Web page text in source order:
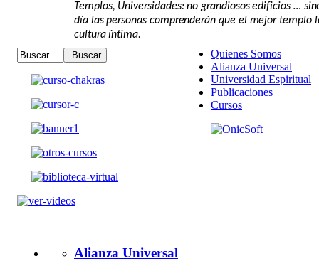
Templos, Universidades: no grandiosos edificios …
día las personas comprenderán que el mejor templo
cultura íntima.
Alianza Universal
Quienes Somos
Alianza Universal
Universidad Espiritual
Publicaciones
Cursos